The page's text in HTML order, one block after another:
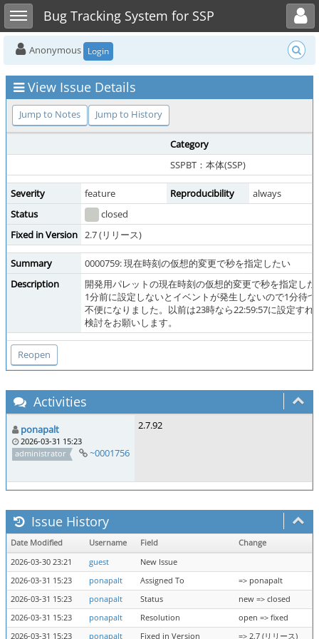
Toggle sidebarBug Tracking System for SSP
Toggle user menu
Anonymous Login
View Issue Details
Jump to Notes Jump to History
Category
SSPBT：本体(SSP)
Severity feature Reproducibility
always
Status
closed
Fixed in Version 2.7 (リリース)
Summary
0000759: 現在時刻の仮想的変更で秒を指定したい
Description
開発用パレットの現在時刻の仮想的変更で秒を指定し
1分前に設定しないとイベントが発生しないので1分待
不便になりました。以前は23時なら22:59:57に設定す
検討をお願いします。
Activities
ponapalt
2026-03-31 15:23
administrator
~0001756
2.7.92
Issue History
Date Modified Username Field
Change
2026-03-30 23:21
guest
New Issue
2026-03-31 15:23
ponapalt Assigned To
=> ponapalt
2026-03-31 15:23
ponapalt Status
new => closed
2026-03-31 15:23
ponapalt Resolution
open => fixed
2026-03-31 15:23
ponapalt Fixed in Version => 2.7 (リリース)